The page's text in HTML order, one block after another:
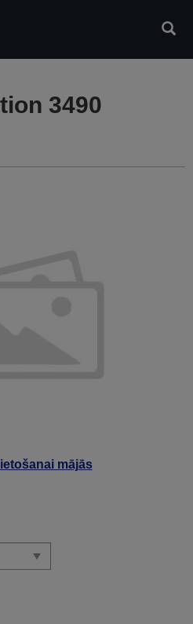
mājās
3490